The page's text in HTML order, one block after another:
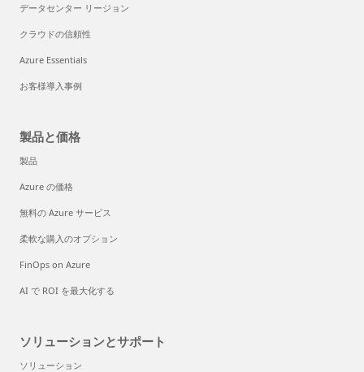
データセンター リージョン
クラウドの信頼性
Azure Essentials
お客様導入事例
製品と価格
製品
Azure の価格
無料の Azure サービス
柔軟な購入のオプション
FinOps on Azure
AI で ROI を最大化する
ソリューションとサポート
ソリューション